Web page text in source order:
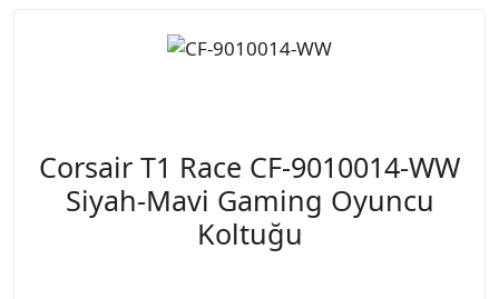
Corsair T1 Race CF-9010014-WW
Siyah-Mavi Gaming Oyuncu
Koltuğu